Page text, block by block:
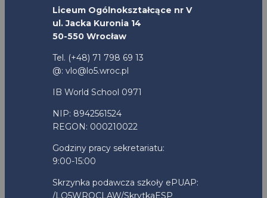
Liceum Ogólnokształcące nr V
ul. Jacka Kuronia 14
50-550 Wrocław
Tel. (+48) 71 798 69 13
@: vlo@lo5.wroc.pl
IB World School 0971
NIP: 8942561524
REGON: 000210022
Godziny pracy sekretariatu:
9:00-15:00
Skrzynka podawcza szkoły ePUAP:
/LO5WROCLAW/SkrytkaESP